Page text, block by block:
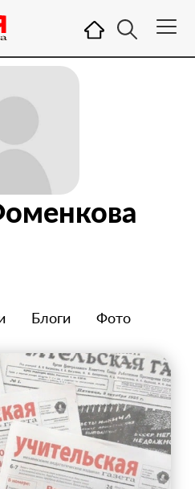
Блоги Фото